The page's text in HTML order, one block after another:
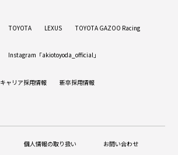
TOYOTA LEXUS TOYOTA GAZOO Racing
Instagram「akiotoyoda_official」
キャリア採用情報 新卒採用情報
個人情報の取り扱い お問い合わせ